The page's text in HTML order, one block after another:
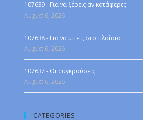
107639 - Για να ξέρεις αν κατάφερες
August 6, 2026
107638 - Για να μπεις στο πλαίσιο
August 6, 2026
107637 - Οι συγκρούσεις
August 6, 2026
CATEGORIES